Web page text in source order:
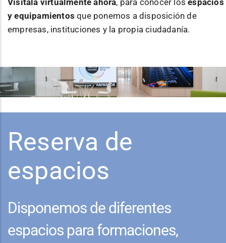
Visítala virtualmente ahora, para conocer losespacios
y equipamientos que ponemos a disposición de
empresas, instituciones y la propia ciudadanía.
Reserva de
espacios
Disponemos de diferentes
espacios para formaciones,